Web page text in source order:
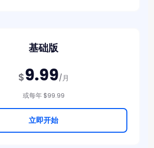
基础版
$9.99/月
或每年 $99.99
立即开始